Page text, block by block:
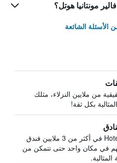
مونتانيا هوتل؟
الشائعة
من ملايين النزلاء، مثلك
بكل ثقة!
يبحث HotelsCombined في أكثر من 3 ملايين فندق
في مكان واحد حتى تتمكن من